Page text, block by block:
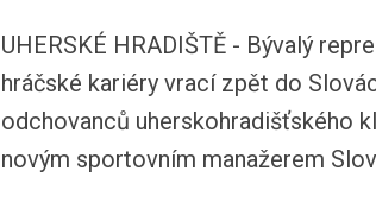
UHERSKÉ HRADIŠTĚ - Bývalý
hráčské kariéry vrací zpět do
odchovanců uherskohradišťského
novým sportovním manažerem